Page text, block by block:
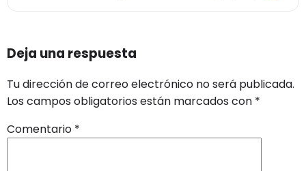
Deja una respuesta
Tu dirección de correo electrónico no será publicada.
Los campos obligatorios están marcados con *
Comentario *